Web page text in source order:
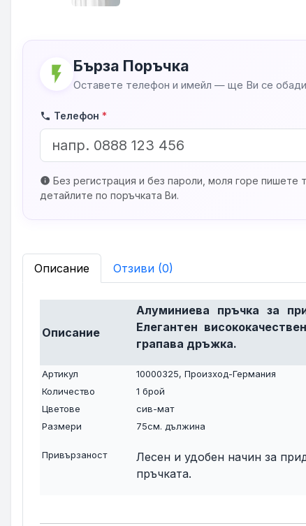
flash_on Бърза Поръчка
Оставете телефон и имейл — ще Ви се
phone Телефон *
info Без регистрация и без пароли, моля горе
детайлите по поръчката Ви.
Описание Отзиви (0)
Описание
Алуминиева пръчка за
Елегантен
грапава дръжка.
Артикул
10000325, Произход-Германия
Количество
1 брой
Цветове
сив-мат
Размери
75см. дължина
Привързаност
Лесен и удобен начин за
пръчката.